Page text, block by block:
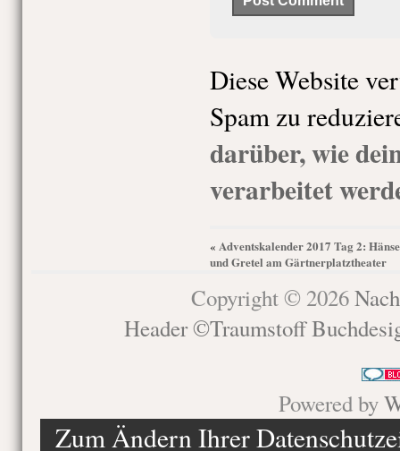
Diese Website
Spam zu
darüber, wie
verarbeitet
« Adventskalender 2017 Tag 2:
und Gretel am Gärtnerplatztheater
Copyright © 2026
Header ©Traumstoff
Powered by
Zum Ändern Ihrer